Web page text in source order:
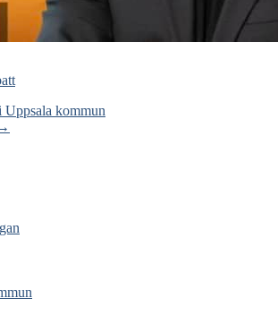
kommun